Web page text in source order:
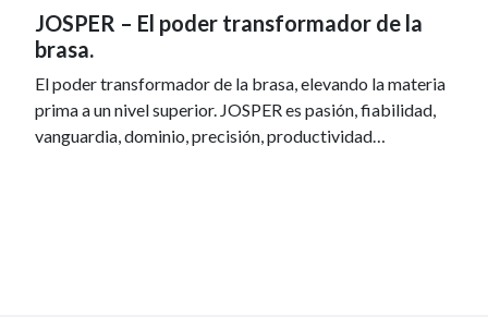
JOSPER – El poder transformador de la
brasa.
El poder transformador de la brasa, elevando la materia
prima a un nivel superior. JOSPER es pasión, fiabilidad,
vanguardia, dominio, precisión, productividad…